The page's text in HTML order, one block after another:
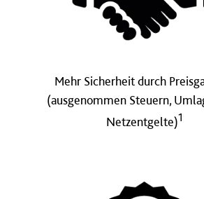
Mehr Sicherheit durch
(ausgenommen Steuern,
Netzentgelte)1